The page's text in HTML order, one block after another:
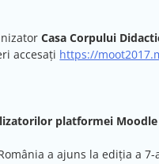
Casa Corpului
accesați https://
platformei Moodle
a ajuns la ediția a 7-